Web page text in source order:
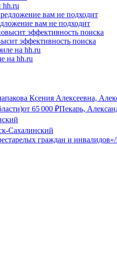
hh.ru
вам не подходит
эффективность поиска
на hh.ru
Ксения Алексеевна,
от 65 000 ₽Пекарь,
Сахалинский
граждан и